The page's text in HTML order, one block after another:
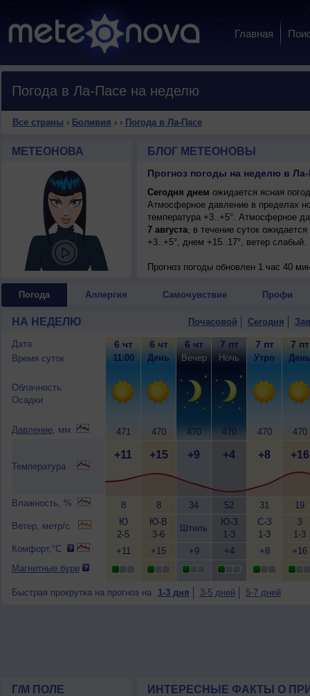
Главная
Погода в Ла-Пасе на неделю
Все страны › Боливия › › Погода в Ла-Пасе
МЕТЕОНОВА БЛОГ МЕТЕОНОВЫ
Прогноз погоды на неделю в
Сегодня днем ожидается ясная
Атмосферное давление в пределах
температура +3..+5°. Атмосферное
7 августа, в течение суток
+3..+5°, днем +15..17°, ветер слабый.
Прогноз погоды обновлен 1 час 40
Погода Аллергия Самочувствие Профи
НА НЕДЕЛЮ Почасовой Сегодня
Дата
Время суток
Облачность
Осадки
Давление, мм.
Температура
Влажность, %
Ветер, метр/с
Комфорт,°C
Магнитные бури
6 чт
11:00
471
+11
8
Ю
2-5
+11
6 чт
День
470
+15
8
Ю-В
3-6
+15
6 чт
Вечер
470
+9
34
Штиль
+9
7 пт
Ночь
470
+4
52
Ю-З
1-3
+4
7 пт
Утро
470
+8
31
С-З
1-3
+8
7 пт
День
470
+16
19
З
1-3
+16
Быстрая прокрутка на прогноз на 1-3 дня 3-5 дней 5-7 дней
Г/М ПОЛЕ ИНТЕРЕСНЫЕ ФАКТЫ О